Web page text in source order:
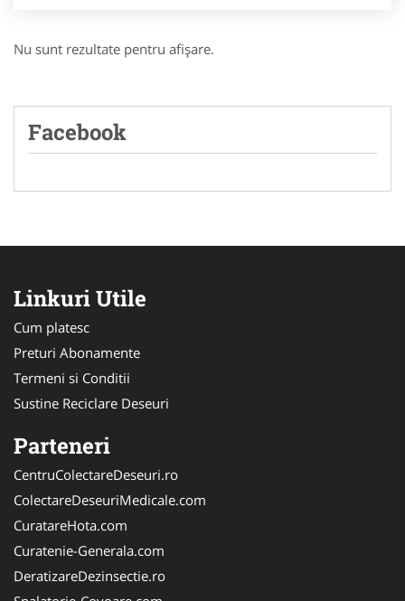
Nu sunt rezultate pentru afişare.
Facebook
Linkuri Utile
Cum platesc
Preturi Abonamente
Termeni si Conditii
Sustine Reciclare Deseuri
Parteneri
CentruColectareDeseuri.ro
ColectareDeseuriMedicale.com
CuratareHota.com
Curatenie-Generala.com
DeratizareDezinsectie.ro